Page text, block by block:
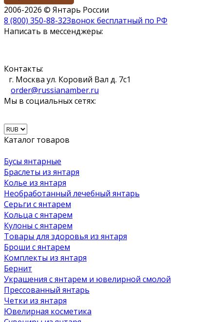
2006-2026 © Янтарь России
8 (800) 350-88-32Звонок бесплатный по РФ
Написать в мессенджеры:
Контакты:
г. Москва ул. Коровий Вал д. 7с1
order@russianamber.ru
Мы в социальных сетях:
Каталог товаров
Бусы янтарные
Браслеты из янтаря
Колье из янтаря
Необработанный лечебный янтарь
Серьги с янтарем
Кольца с янтарем
Кулоны с янтарем
Товары для здоровья из янтаря
Броши с янтарем
Комплекты из янтаря
Бернит
Украшения с янтарем и ювелирной смолой
Прессованный янтарь
Четки из янтаря
Ювелирная косметика